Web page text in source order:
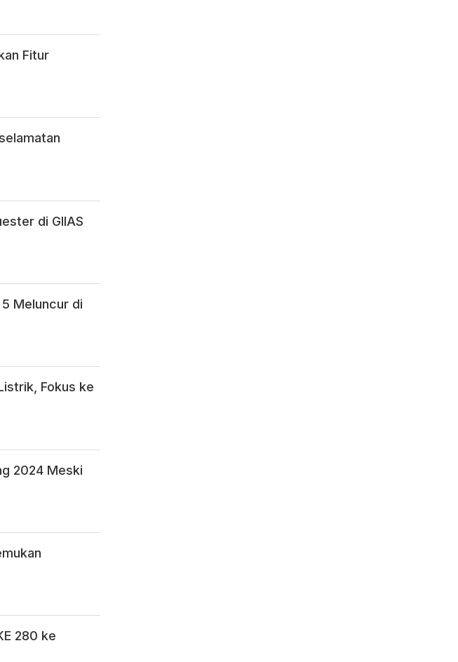
Fitur
di GIIAS
Meluncur di
Fokus ke
2024 Meski
280 ke